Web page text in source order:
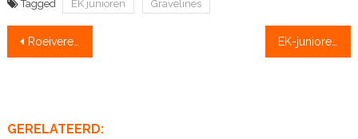
Tagged EK junioren Gravelines
Bericht
Roeivereniging Alphen rouwt om overleden skiffeur (72) EK-junioren: nog drie oranje boten met zicht op medailles
GERELATEERD: